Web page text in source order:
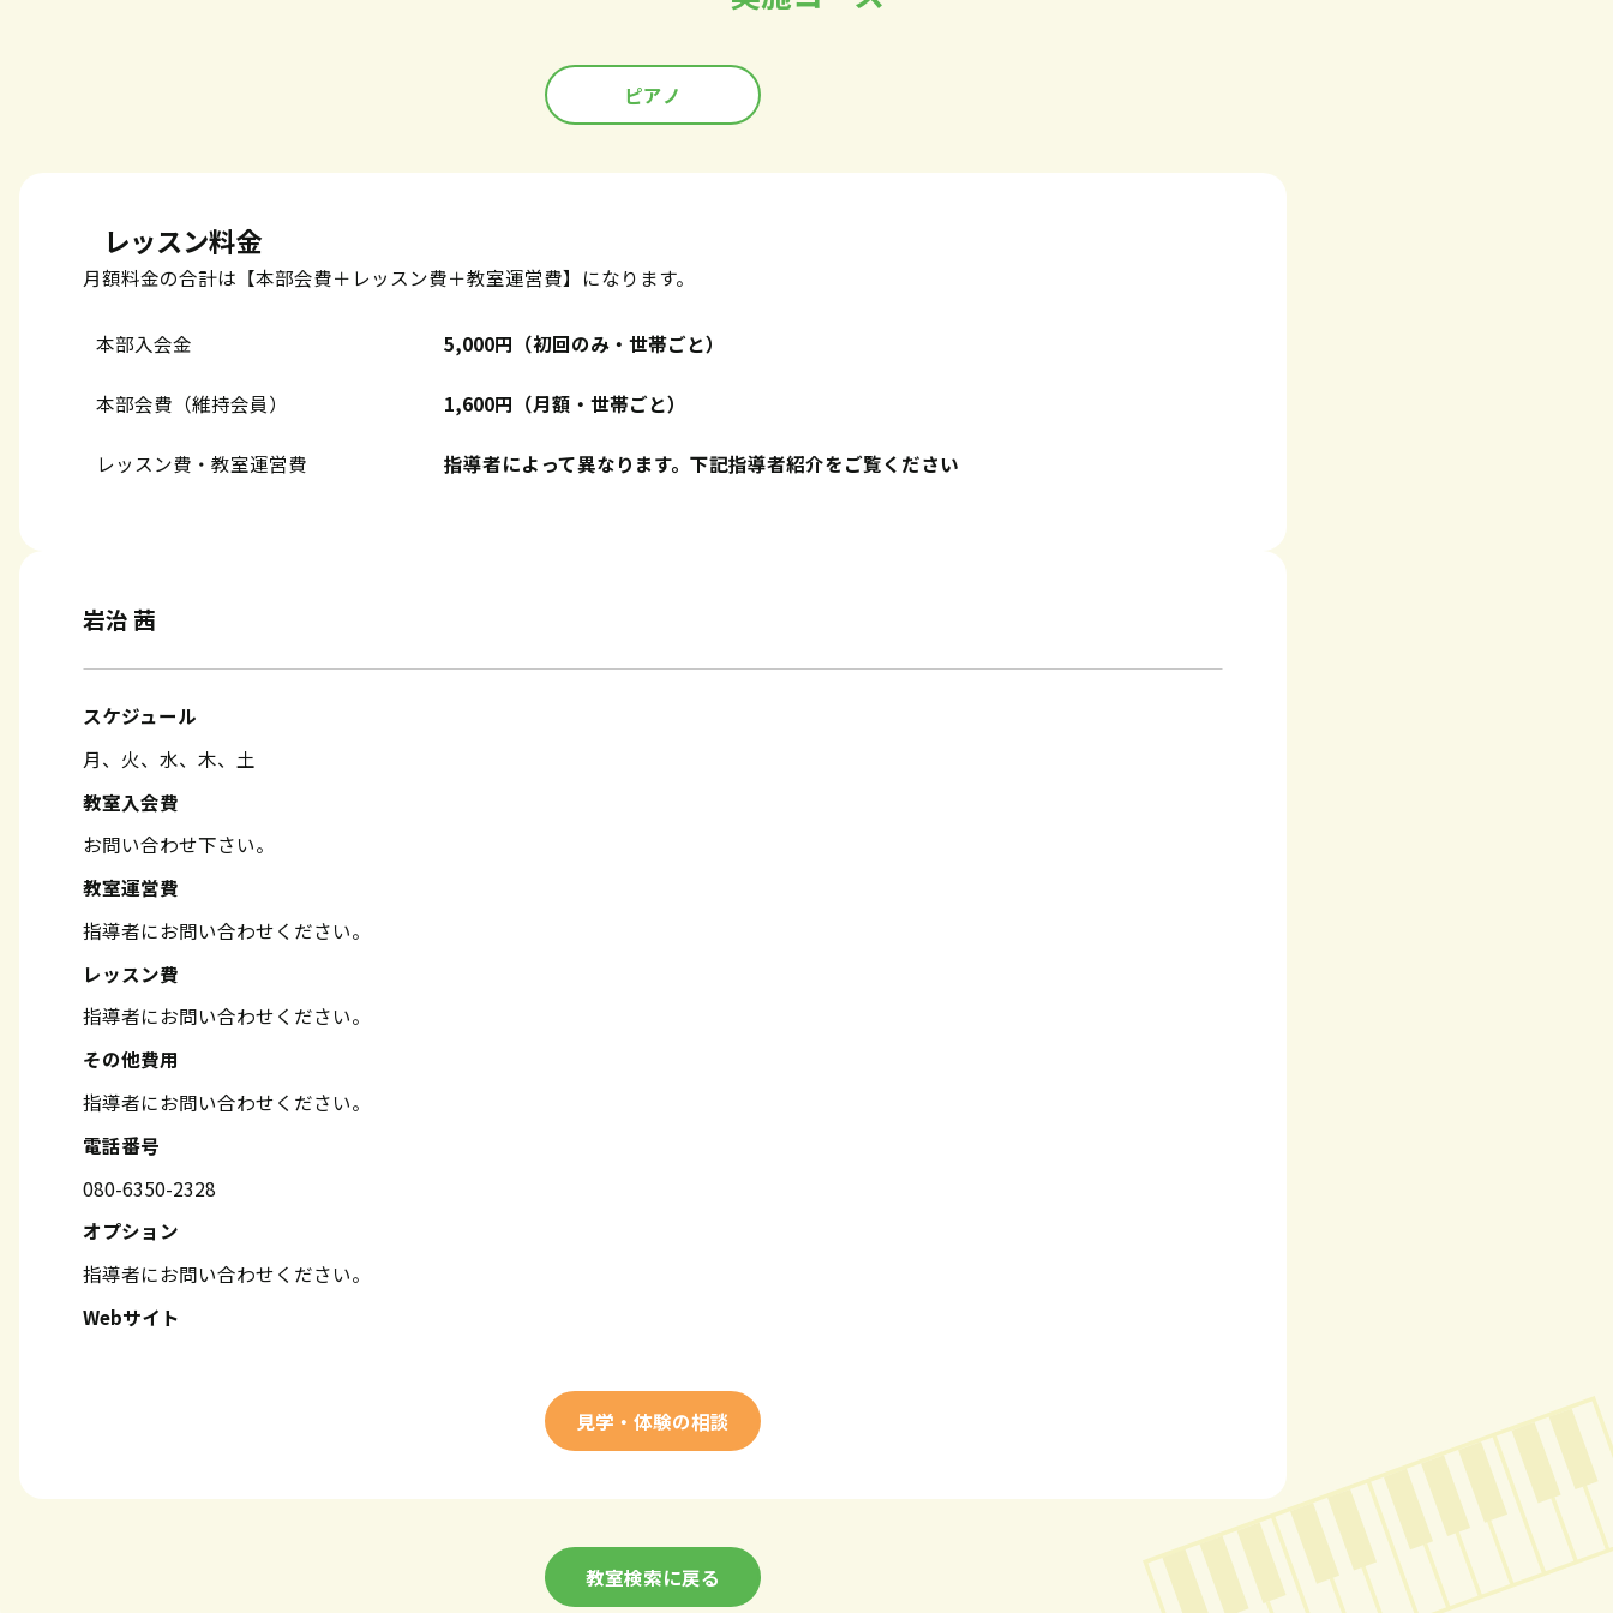
ピアノ
レッスン料金
月額料金の合計は【本部会費＋レッスン費＋教室運営費】になります。
本部入会金 5,000円（初回のみ・世帯ごと）
本部会費（維持会員） 1,600円（月額・世帯ごと）
レッスン費・教室運営費 指導者によって異なります。下記指導者紹介をご覧ください
岩治 茜
スケジュール
月、火、水、木、土
教室入会費
お問い合わせ下さい。
教室運営費
指導者にお問い合わせください。
レッスン費
指導者にお問い合わせください。
その他費用
指導者にお問い合わせください。
電話番号
080-6350-2328
オプション
指導者にお問い合わせください。
Webサイト
見学・体験の相談
教室検索に戻る